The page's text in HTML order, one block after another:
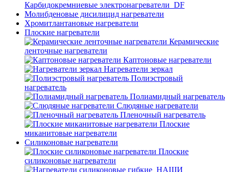
Карбидокремниевые электронагреватели_DF
Молибденовые дисилицид нагреватели
Хромитлантановые нагреватели
Плоские нагреватели
Керамические
ленточные нагреватели
Каптоновые нагреватели
Нагреватели зеркал
Полиэстровый
нагреватель
Полиамидный нагреватель
Слюдяные нагреватели
Пленочный нагреватель
Плоские
миканитовые нагреватели
Силиконовые нагреватели
Плоские
силиконовые нагреватели